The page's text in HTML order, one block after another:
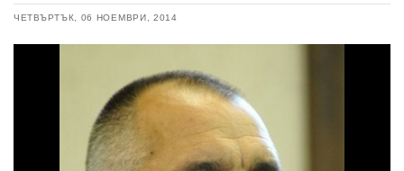
ЧЕТВЪРТЪК, 06 НОЕМВРИ, 2014